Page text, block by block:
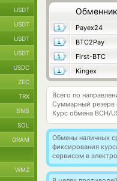
Обменник
Payex24
BTC2Pay
First-BTC
Kingex
Всего по
Суммарный резерв
Курс обмена BCH/
Обмены наличных
фиксирования
сервисом в
USDT
USDT
USDT
USDT
USDC
ZEC
TRX
BNB
SOL
GRAM
WMZ